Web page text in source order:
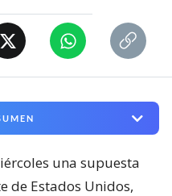
una supuesta
de Estados Unidos,